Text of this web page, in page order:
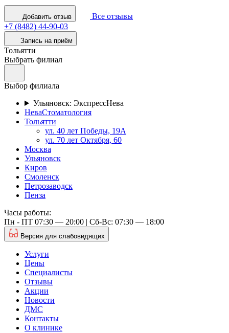
Добавить отзыв
Все отзывы
+7 (8482) 44-90-03
Запись на приём
Тольятти
Выбрать филиал
Выбор филиала
Ульяновск: ЭкспрессНева
НеваСтоматология
Тольятти
ул. 40 лет Победы, 19А
ул. 70 лет Октября, 60
Москва
Ульяновск
Киров
Смоленск
Петрозаводск
Пенза
Часы работы:
Пн - ПТ 07:30 — 20:00 | Cб-Вс: 07:30 — 18:00
Версия для слабовидящих
Услуги
Цены
Специалисты
Отзывы
Акции
Новости
ДМС
Контакты
О клинике